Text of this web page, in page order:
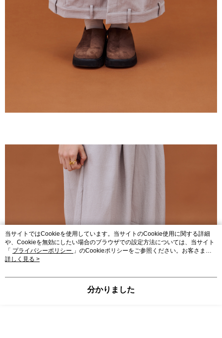
当サイトではCookieを使用しています。当サイトのCookie使用に関する詳細
や、Cookieを無効にしたい場合のブラウザでの設定方法については、当サイト
「 プライバシーポリシー 」のCookieポリシーをご参照ください。お客さま
が、当サイトを引き続き使用される場合、当社がサイト利用規約のCookieポリ
詳しく見る >
分かりました